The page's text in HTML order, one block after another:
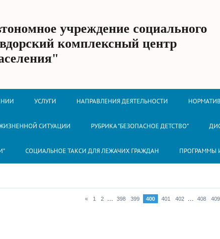
учреждение социального
комплексный центр
УСЛУГИ НАПРАВЛЕНИЯ ДЕЯТЕЛЬНОСТИ
СИТУАЦИИ РУБРИКА "БЕЗОПАСНОЕ ДЕТСТВО"
СОЦИАЛЬНОЕ ТАКСИ ДЛЯ ЛЕЖАЧИХ ГРАЖДАН ПРОГРАММЫ
« 1 2 ... 398 399 400 401 402 ... 408 409